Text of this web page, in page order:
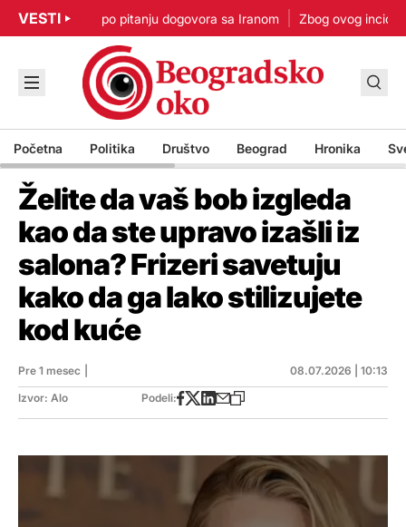
VESTI
Nisam u žurbi po pitanju dogovora sa Iranom Zbog ovog
Početna Politika Društvo Beograd Hronika
Želite da vaš bob izgleda
kao da ste upravo izašli iz
salona? Frizeri savetuju
kako da ga lako stilizujete
kod kuće
Pre 1 mesec
08.07.2026 | 10:13
Izvor: Alo
Podeli: